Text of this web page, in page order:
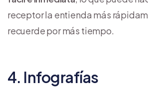
receptor la entienda más
recuerde por más tiempo.
4. Infografías